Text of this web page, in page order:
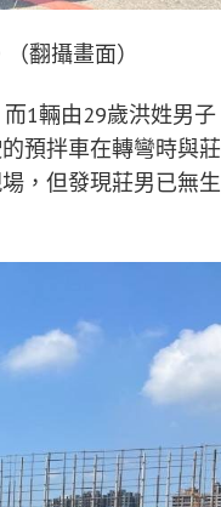
翻攝畫面）
1輛由29歲洪姓男子
預拌車在轉彎時與莊
，但發現莊男已無生